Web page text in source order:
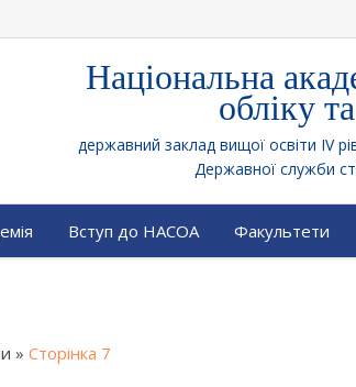
Національна
обліку
державний заклад вищої освіти IV
Державної служби
Вступ до НАСОА Факультети
» Сторінка 7